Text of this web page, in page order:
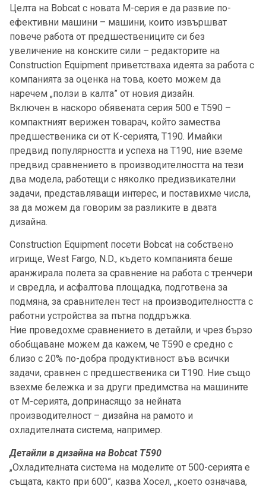
Целта на Bobcat с новата М-серия е да развие по-
ефективни машини – машини, които извършват
повече работа от предшествениците си без
увеличение на конските сили – редакторите на
Construction Equipment приветстваха идеята за работа с
компанията за оценка на това, което можем да
наречем „ползи в калта” от новия дизайн.
Включен в наскоро обявената серия 500 е Т590 –
компактният верижен товарач, който замества
предшественика си от К-серията, Т190. Имайки
предвид популярността и успеха на Т190, ние вземе
предвид сравнението в производителността на тези
два модела, работещи с няколко предизвикателни
задачи, представляващи интерес, и поставихме числа,
за да можем да говорим за разликите в двата
дизайна.
Construction Equipment посети Bobcat на собствено
игрище, West Fargo, N.D., където компанията беше
аранжирала полета за сравнение на работа с тренчери
и свредла, и асфалтова площадка, подготвена за
подмяна, за сравнителен тест на производителността с
работни устройства за пътна поддръжка.
Ние проведохме сравнението в детайли, и чрез бързо
обобщаване можем да кажем, че Т590 е средно с
близо с 20% по-добра продуктивност във всички
задачи, сравнен с предшественика си Т190. Ние също
взехме бележка и за други предимства на машините
от М-серията, допринасящо за нейната
производителност – дизайна на рамото и
охладителната система, например.
Детайли в дизайна на Bobcat T590
„Охладителната система на моделите от 500-серията е
същата, както при 600”, казва Хосел, „което означава,